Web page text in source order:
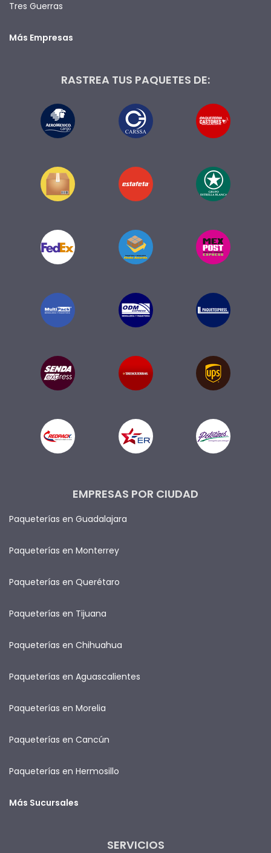
Tres Guerras
Más Empresas
RASTREA TUS PAQUETES DE:
EMPRESAS POR CIUDAD
Paqueterías en Guadalajara
Paqueterías en Monterrey
Paqueterías en Querétaro
Paqueterías en Tijuana
Paqueterías en Chihuahua
Paqueterías en Aguascalientes
Paqueterías en Morelia
Paqueterías en Cancún
Paqueterías en Hermosillo
Más Sucursales
SERVICIOS